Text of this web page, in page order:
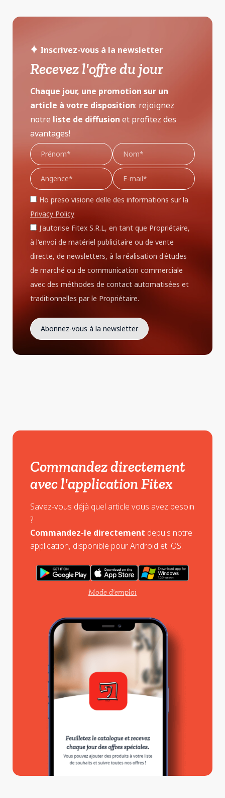
Inscrivez-vous à la newsletter
Recevez l'offre du jour
Chaque jour, une promotion sur un
article à votre disposition: rejoignez
notre liste de diffusion et profitez des
avantages!
Ho preso visione delle des informations sur la
Privacy Policy
J'autorise Fitex S.R.L, en tant que Propriétaire,
à l'envoi de matériel publicitaire ou de vente
directe, de newsletters, à la réalisation d'études
de marché ou de communication commerciale
avec des méthodes de contact automatisées et
traditionnelles par le Propriétaire.
Commandez directement
avec l'application Fitex
Savez-vous déjà quel article vous avez besoin
?
Commandez-le directement depuis notre
application, disponible pour Android et iOS.
Mode d'emploi